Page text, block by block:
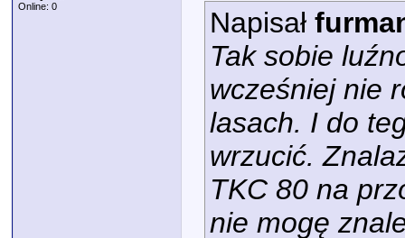
Online: 0
Napisał
Tak sobie
wcześniej nie
lasach. I do
wrzucić.
TKC 80 na
nie mogę